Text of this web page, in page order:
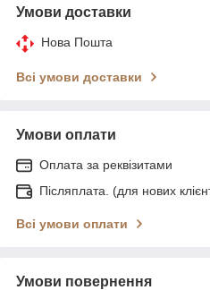
Умови доставки
Нова Пошта
Всі умови доставки
Умови оплати
Оплата за реквізитами
Післяплата. (для нових
Всі умови оплати
Умови повернення